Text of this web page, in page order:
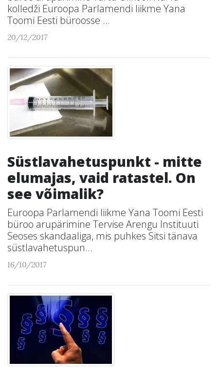
kolledži Euroopa Parlamendi liikme Yana
Toomi Eesti büroosse ...
20/12/2017
Süstlavahetuspunkt - mitte
elumajas, vaid ratastel. On
see võimalik?
Euroopa Parlamendi liikme Yana Toomi Eesti
büroo arupärimine Tervise Arengu Instituuti
Seoses skandaaliga, mis puhkes Sitsi tänava
süstlavahetuspun...
16/10/2017